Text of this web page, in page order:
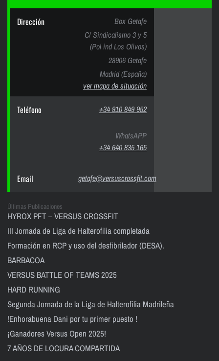
Dirección
Box Getafe
C/ Sindicalismo 3 y 5
(Pol ind Los Olivos)
28906 Getafe
Madrid (España)
ver mapa de situación
Teléfono +34 910 849 952
WhatsAPP
+34 640 835 165
Email getafe@versuscrossfit.com
Últimas Publicaciones
HYROX PFT – VERSUS CROSSFIT
III Jornada de Liga de Halterofilia completada
Formación en RCP y uso del desfibrilador (DESA).
BARBACOA
VERSUS BATTLE OF TEAMS 2025
HARD RUNNING
Segunda Jornada de la Liga de Halterofilia Madrileña
!Enhorabuena Dani por tu primer puesto !
¡Ganadores Versus Open 2025!
7 AÑOS DE LOCURA COMPARTIDA